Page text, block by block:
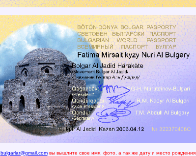
bulgarlar@gmail.comвы вышлите свое имя, фото, а так же дату и место рождения.